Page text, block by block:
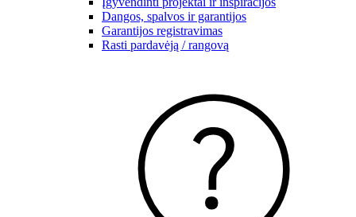
Dangos, spalvos ir garantijos
Garantijos registravimas
Rasti pardavėją / rangovą